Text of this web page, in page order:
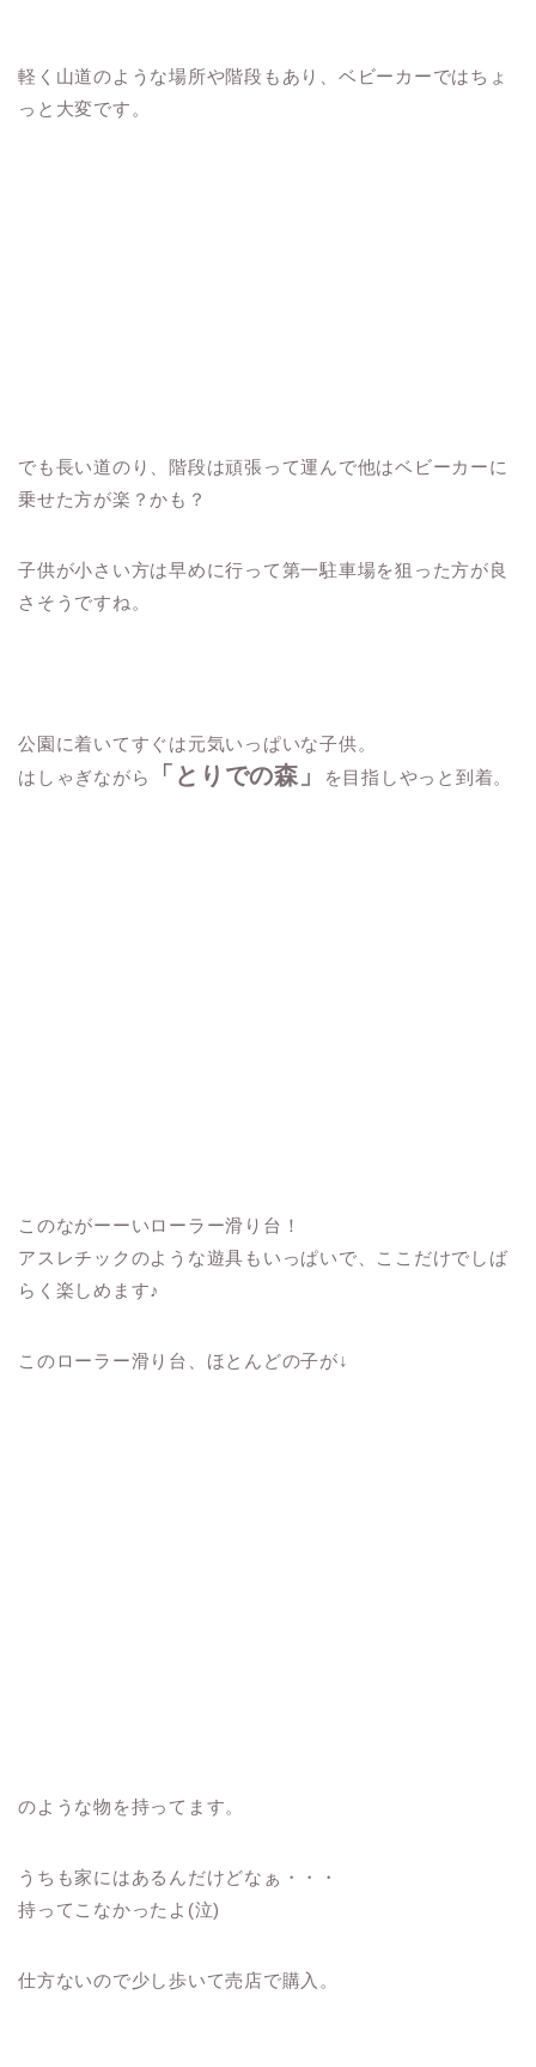
軽く山道のような場所や階段もあり、ベビーカーではちょ
っと大変です。
でも長い道のり、階段は頑張って運んで他はベビーカーに
乗せた方が楽？かも？
子供が小さい方は早めに行って第一駐車場を狙った方が良
さそうですね。
公園に着いてすぐは元気いっぱいな子供。
はしゃぎながら
「とりでの森」 を目指しやっと到着。
このながーーいローラー滑り台！
アスレチックのような遊具もいっぱいで、ここだけでしば
らく楽しめます♪
このローラー滑り台、ほとんどの子が↓
のような物を持ってます。
うちも家にはあるんだけどなぁ・・・
持ってこなかったよ(泣)
仕方ないので少し歩いて売店で購入。